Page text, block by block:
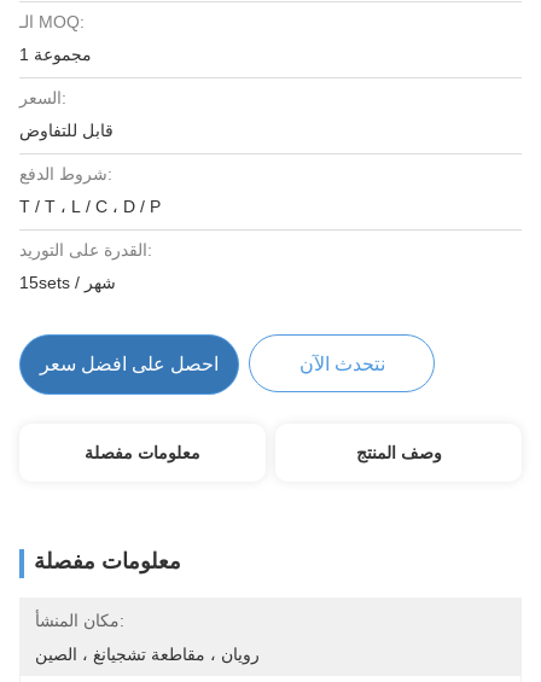
الـ MOQ:
1 مجموعة
السعر:
قابل للتفاوض
شروط الدفع:
T / T ، L / C ، D / P
القدرة على التوريد:
15sets / شهر
احصل على افضل سعر نتحدث الآن
معلومات مفصلة وصف المنتج
معلومات مفصلة
مكان المنشأ:
رويان ، مقاطعة تشجيانغ ، الصين